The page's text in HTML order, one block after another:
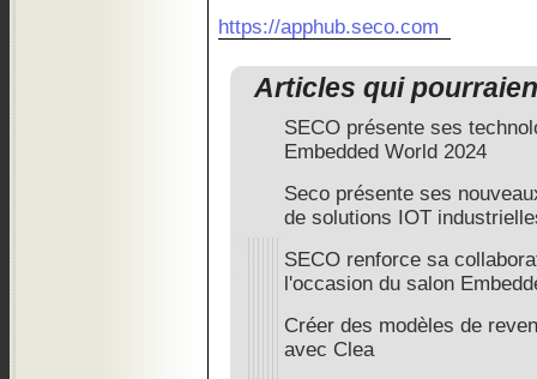
https://apphub.seco.com
Articles qui
SECO présente ses
Embedded World 2024
Seco présente ses
de solutions IOT
SECO renforce sa
l'occasion du salon
Créer des modèles de
avec Clea